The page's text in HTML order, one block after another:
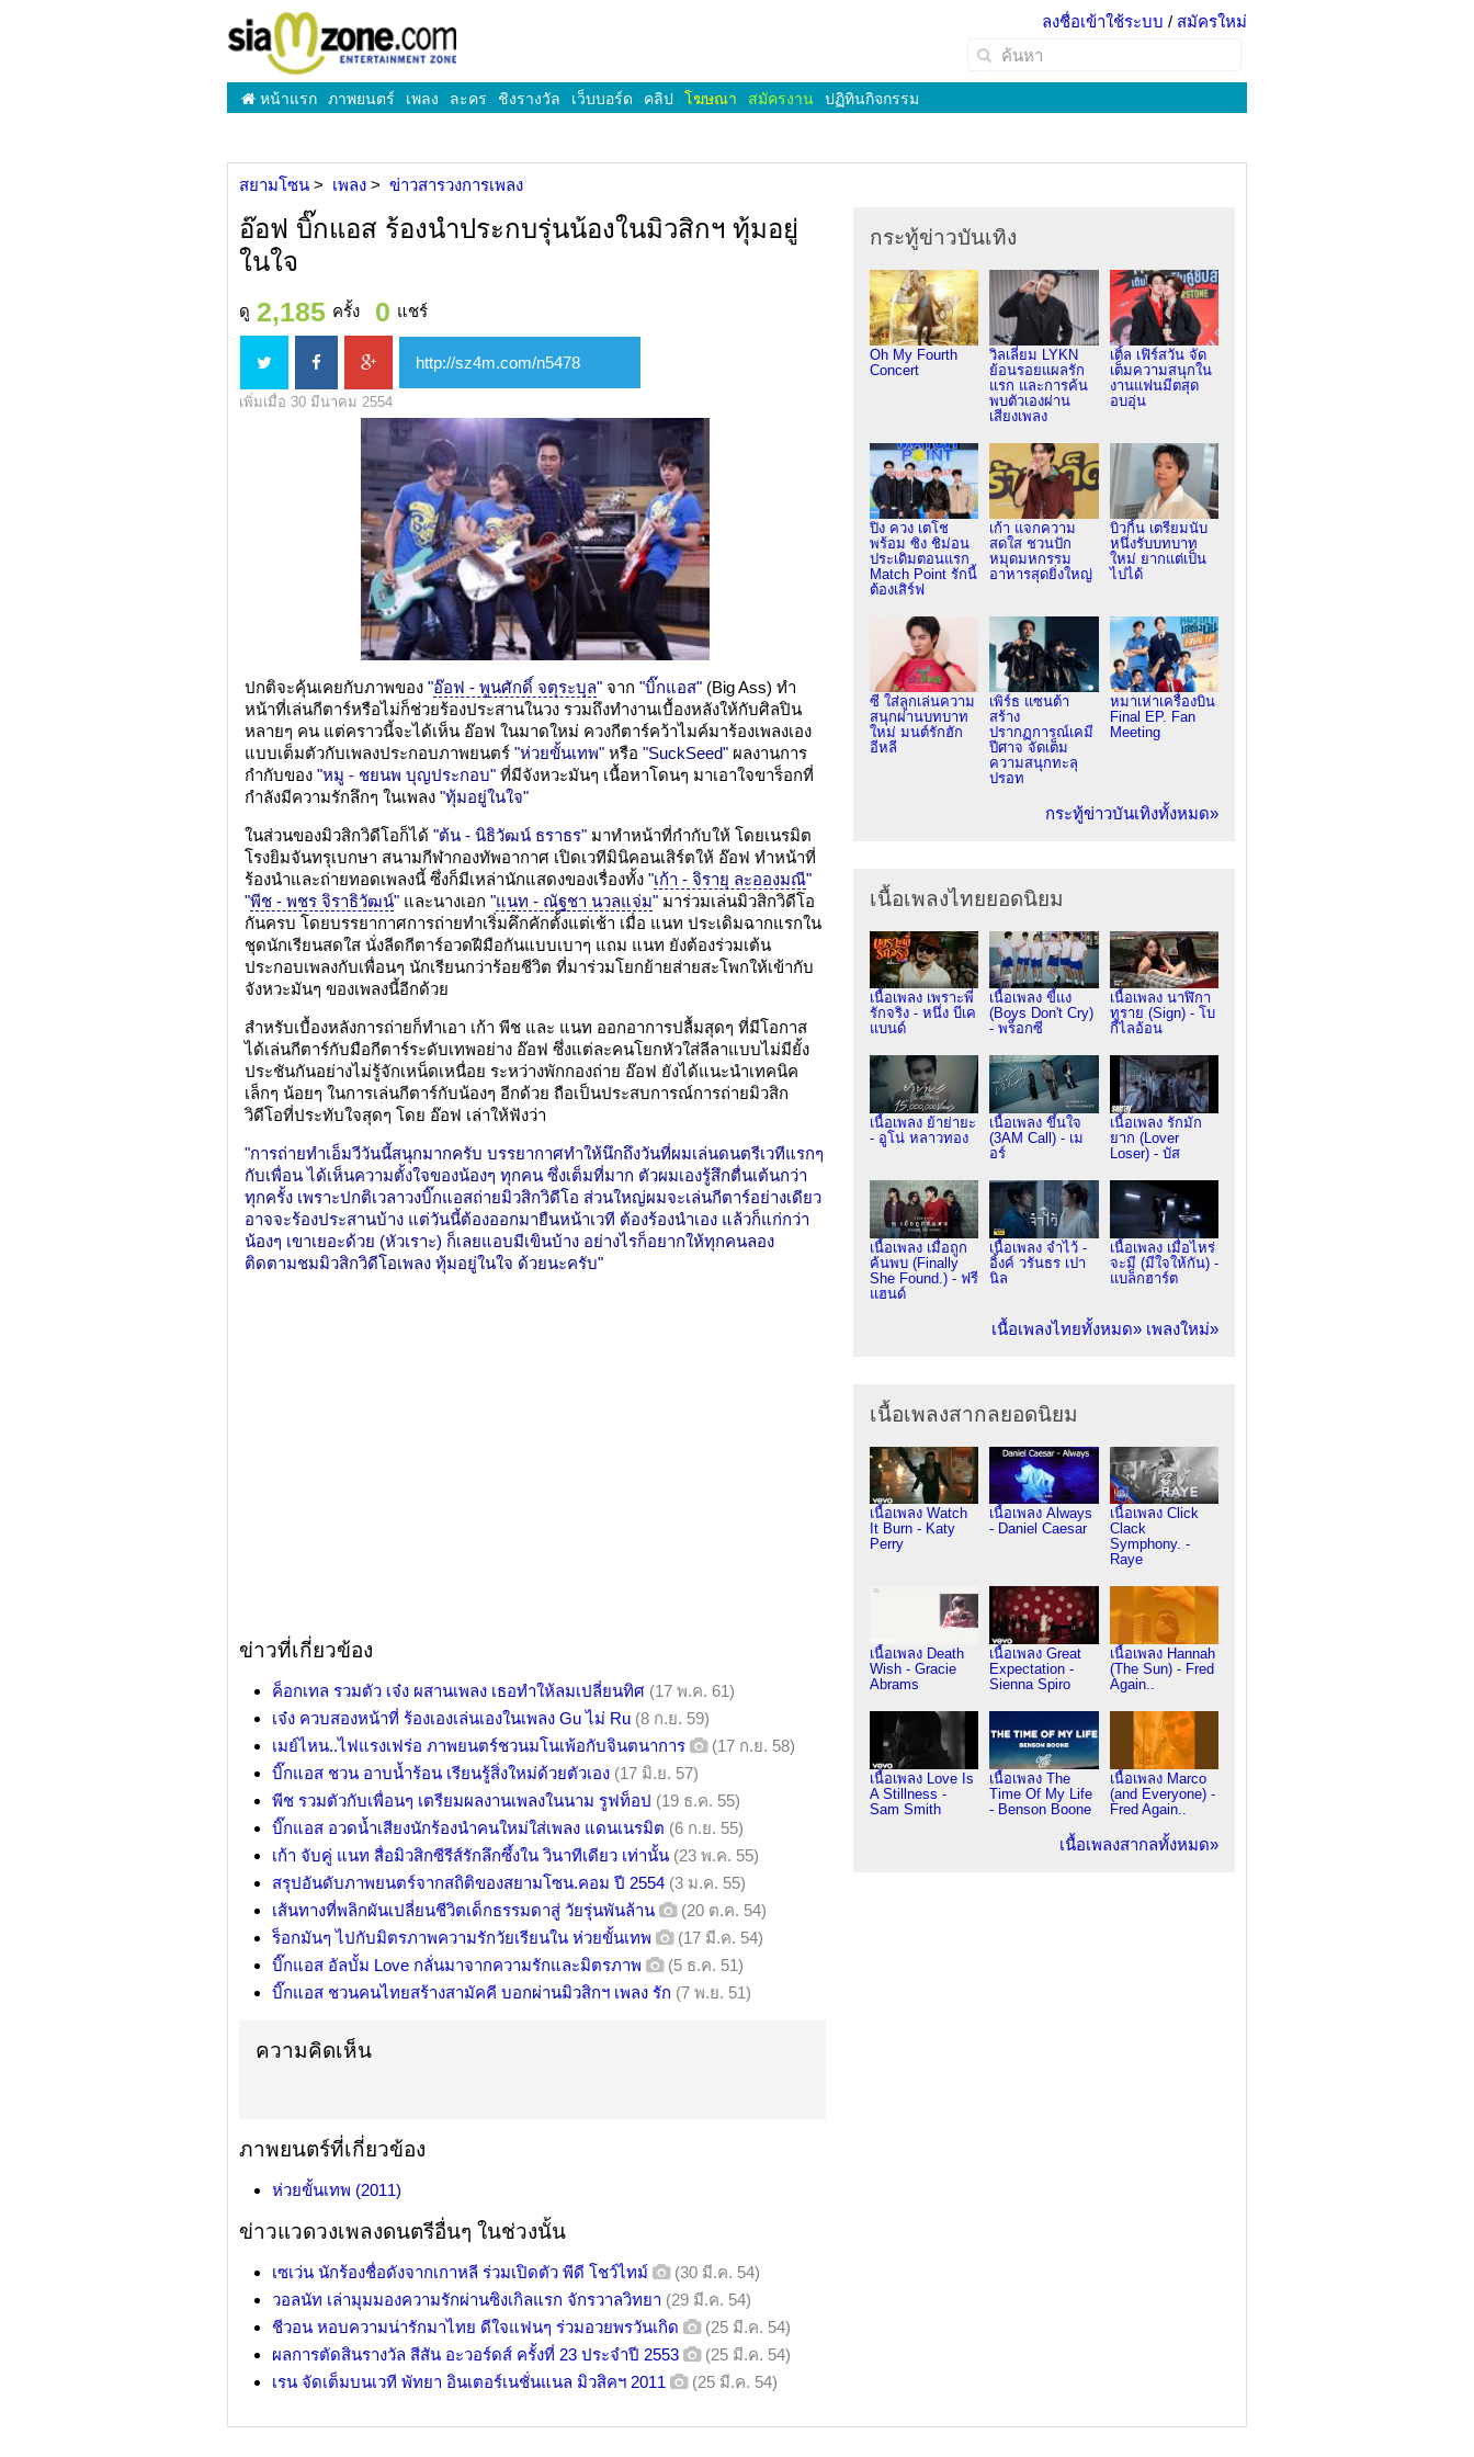
ลงชื่อเข้าใช้ระบบ / สมัครใหม่
หน้าแรก ภาพยนตร์ เพลง ละคร ชิงรางวัล เว็บบอร์ด คลิป โฆษณา สมัครงาน ปฏิทินกิจกรรม
สยามโซน เพลง ข่าวสารวงการเพลง
อ๊อฟ บิ๊กแอส ร้องนำประกบรุ่นน้องในมิวสิกฯ ทุ้มอยู่
ในใจ
ดู 2,185 ครั้ง 0 แชร์
เพิ่มเมื่อ 30 มีนาคม 2554
ปกติจะคุ้นเคยกับภาพของ "อ๊อฟ - พูนศักดิ์ จตุระบุล" จาก "บิ๊กแอส" (Big Ass) ทำ
หน้าที่เล่นกีตาร์หรือไม่ก็ช่วยร้องประสานในวง รวมถึงทำงานเบื้องหลังให้กับศิลปิน
หลายๆ คน แต่คราวนี้จะได้เห็น อ๊อฟ ในมาดใหม่ ควงกีตาร์คว้าไมค์มาร้องเพลงเอง
แบบเต็มตัวกับเพลงประกอบภาพยนตร์ "ห่วยขั้นเทพ" หรือ "SuckSeed" ผลงานการ
กำกับของ "หมู - ชยนพ บุญประกอบ" ที่มีจังหวะมันๆ เนื้อหาโดนๆ มาเอาใจขาร็อกที่
กำลังมีความรักลึกๆ ในเพลง "ทุ้มอยู่ในใจ"
ในส่วนของมิวสิกวิดีโอก็ได้ "ต้น - นิธิวัฒน์ ธราธร" มาทำหน้าที่กำกับให้ โดยเนรมิต
โรงยิมจันทรุเบกษา สนามกีฬากองทัพอากาศ เปิดเวทีมินิคอนเสิร์ตให้ อ๊อฟ ทำหน้าที่
ร้องนำและถ่ายทอดเพลงนี้ ซึ่งก็มีเหล่านักแสดงของเรื่องทั้ง "เก้า - จิรายุ ละอองมณี"
"พีช - พชร จิราธิวัฒน์" และนางเอก "แนท - ณัฐชา นวลแจ่ม" มาร่วมเล่นมิวสิกวิดีโอ
กันครบ โดยบรรยากาศการถ่ายทำเริ่มคึกคักตั้งแต่เช้า เมื่อ แนท ประเดิมฉากแรกใน
ชุดนักเรียนสดใส นั่งลีดกีตาร์อวดฝีมือกันแบบเบาๆ แถม แนท ยังต้องร่วมเต้น
ประกอบเพลงกับเพื่อนๆ นักเรียนกว่าร้อยชีวิต ที่มาร่วมโยกย้ายส่ายสะโพกให้เข้ากับ
จังหวะมันๆ ของเพลงนี้อีกด้วย
สำหรับเบื้องหลังการถ่ายก็ทำเอา เก้า พีช และ แนท ออกอาการปลื้มสุดๆ ที่มีโอกาส
ได้เล่นกีตาร์กับมือกีตาร์ระดับเทพอย่าง อ๊อฟ ซึ่งแต่ละคนโยกหัวใส่ลีลาแบบไม่มียั้ง
ประชันกันอย่างไม่รู้จักเหน็ดเหนื่อย ระหว่างพักกองถ่าย อ๊อฟ ยังได้แนะนำเทคนิค
เล็กๆ น้อยๆ ในการเล่นกีตาร์กับน้องๆ อีกด้วย ถือเป็นประสบการณ์การถ่ายมิวสิก
วิดีโอที่ประทับใจสุดๆ โดย อ๊อฟ เล่าให้ฟังว่า
"การถ่ายทำเอ็มวีวันนี้สนุกมากครับ บรรยากาศทำให้นึกถึงวันที่ผมเล่นดนตรีเวทีแรกๆ
กับเพื่อน ได้เห็นความตั้งใจของน้องๆ ทุกคน ซึ่งเต็มที่มาก ตัวผมเองรู้สึกตื่นเต้นกว่า
ทุกครั้ง เพราะปกติเวลาวงบิ๊กแอสถ่ายมิวสิกวิดีโอ ส่วนใหญ่ผมจะเล่นกีตาร์อย่างเดียว
อาจจะร้องประสานบ้าง แต่วันนี้ต้องออกมายืนหน้าเวที ต้องร้องนำเอง แล้วก็แก่กว่า
น้องๆ เขาเยอะด้วย (หัวเราะ) ก็เลยแอบมีเขินบ้าง อย่างไรก็อยากให้ทุกคนลอง
ติดตามชมมิวสิกวิดีโอเพลง ทุ้มอยู่ในใจ ด้วยนะครับ"
ข่าวที่เกี่ยวข้อง
ค็อกเทล รวมตัว เจ๋ง ผสานเพลง เธอทำให้ลมเปลี่ยนทิศ (17 พ.ค. 61)
เจ๋ง ควบสองหน้าที่ ร้องเองเล่นเองในเพลง Gu ไม่ Ru (8 ก.ย. 59)
เมย์ไหน..ไฟแรงเฟร่อ ภาพยนตร์ชวนมโนเพ้อกับจินตนาการ
(17 ก.ย. 58)
บิ๊กแอส ชวน อาบน้ำร้อน เรียนรู้สิ่งใหม่ด้วยตัวเอง (17 มิ.ย. 57)
พีช รวมตัวกับเพื่อนๆ เตรียมผลงานเพลงในนาม รูฟท็อป (19 ธ.ค. 55)
บิ๊กแอส อวดน้ำเสียงนักร้องนำคนใหม่ใส่เพลง แดนเนรมิต (6 ก.ย. 55)
เก้า จับคู่ แนท สื่อมิวสิกซีรีส์รักลึกซึ้งใน วินาทีเดียว เท่านั้น (23 พ.ค. 55)
สรุปอันดับภาพยนตร์จากสถิติของสยามโซน.คอม ปี 2554 (3 ม.ค. 55)
เส้นทางที่พลิกผันเปลี่ยนชีวิตเด็กธรรมดาสู่ วัยรุ่นพันล้าน
(20 ต.ค. 54)
ร็อกมันๆ ไปกับมิตรภาพความรักวัยเรียนใน ห่วยขั้นเทพ
(17 มี.ค. 54)
บิ๊กแอส อัลบั้ม Love กลั่นมาจากความรักและมิตรภาพ
(5 ธ.ค. 51)
บิ๊กแอส ชวนคนไทยสร้างสามัคคี บอกผ่านมิวสิกฯ เพลง รัก (7 พ.ย. 51)
ความคิดเห็น
ภาพยนตร์ที่เกี่ยวข้อง
ห่วยขั้นเทพ (2011)
ข่าวแวดวงเพลงดนตรีอื่นๆ ในช่วงนั้น
เซเว่น นักร้องชื่อดังจากเกาหลี ร่วมเปิดตัว พีดี โชว์ไทม์
(30 มี.ค. 54)
วอลนัท เล่ามุมมองความรักผ่านซิงเกิลแรก จักรวาลวิทยา (29 มี.ค. 54)
ชีวอน หอบความน่ารักมาไทย ดีใจแฟนๆ ร่วมอวยพรวันเกิด
(25 มี.ค. 54)
ผลการตัดสินรางวัล สีสัน อะวอร์ดส์ ครั้งที่ 23 ประจำปี 2553
(25 มี.ค. 54)
เรน จัดเต็มบนเวที พัทยา อินเตอร์เนชั่นแนล มิวสิคฯ 2011
(25 มี.ค. 54)
กระทู้ข่าวบันเทิง
Oh My Fourth
Concert
วิลเลี่ยม LYKN
ย้อนรอยแผลรัก
แรก และการค้น
พบตัวเองผ่าน
เสียงเพลง
เติ้ล เฟิร์สวัน จัด
เต็มความสนุกใน
งานแฟนมีตสุด
อบอุ่น
ปิง ควง เตโช
พร้อม ซิง ชิม่อน
ประเดิมตอนแรก
Match Point รักนี้
ต้องเสิร์ฟ
เก้า แจกความ
สดใส ชวนปัก
หมุดมหกรรม
อาหารสุดยิ่งใหญ่
บิวกิ้น เตรียมนับ
หนึ่งรับบทบาท
ใหม่ ยากแต่เป็น
ไปได้
ซี ใส่ลูกเล่นความ
สนุกผ่านบทบาท
ใหม่ มนต์รักฮัก
อีหลี
เพิร์ธ แซนต้า
สร้าง
ปรากฏการณ์เคมี
ปีศาจ จัดเต็ม
ความสนุกทะลุ
ปรอท
หมาเห่าเครื่องบิน
Final EP. Fan
Meeting
กระทู้ข่าวบันเทิงทั้งหมด»
เนื้อเพลงไทยยอดนิยม
เนื้อเพลง เพราะพี่
รักจริง - หนึ่ง บีเค
แบนด์
เนื้อเพลง ขี้แง
(Boys Don't Cry)
- พร็อกซี
เนื้อเพลง นาฬิกา
ทราย (Sign) - โบ
กี้ไลอ้อน
เนื้อเพลง ย้าย่ายะ
- อูโน่ หลาวทอง
เนื้อเพลง ขึ้นใจ
(3AM Call) - เม
อร์
เนื้อเพลง รักมัก
ยาก (Lover
Loser) - บัส
เนื้อเพลง เมื่อถูก
ค้นพบ (Finally
She Found.) - ฟรี
แฮนด์
เนื้อเพลง จำไว้ -
อิ้งค์ วรันธร เปา
นิล
เนื้อเพลง เมื่อไหร่
จะมี (มีใจให้กัน) -
แบล็กฮาร์ต
เนื้อเพลงไทยทั้งหมด» เพลงใหม่»
เนื้อเพลงสากลยอดนิยม
เนื้อเพลง Watch
It Burn - Katy
Perry
เนื้อเพลง Always
- Daniel Caesar
เนื้อเพลง Click
Clack
Symphony. -
Raye
เนื้อเพลง Death
Wish - Gracie
Abrams
เนื้อเพลง Great
Expectation -
Sienna Spiro
เนื้อเพลง Hannah
(The Sun) - Fred
Again..
เนื้อเพลง Love Is
A Stillness -
Sam Smith
เนื้อเพลง The
Time Of My Life
- Benson Boone
เนื้อเพลง Marco
(and Everyone) -
Fred Again..
เนื้อเพลงสากลทั้งหมด»